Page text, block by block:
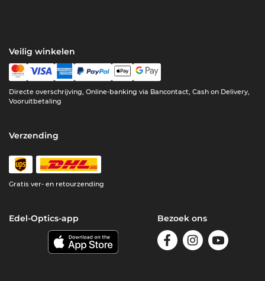
Veilig winkelen
Directe overschrijving, Online-banking via Bancontact, Cash on Delivery,
Vooruitbetaling
Verzending
Gratis ver- en retourzending
Edel-Optics-app Bezoek ons